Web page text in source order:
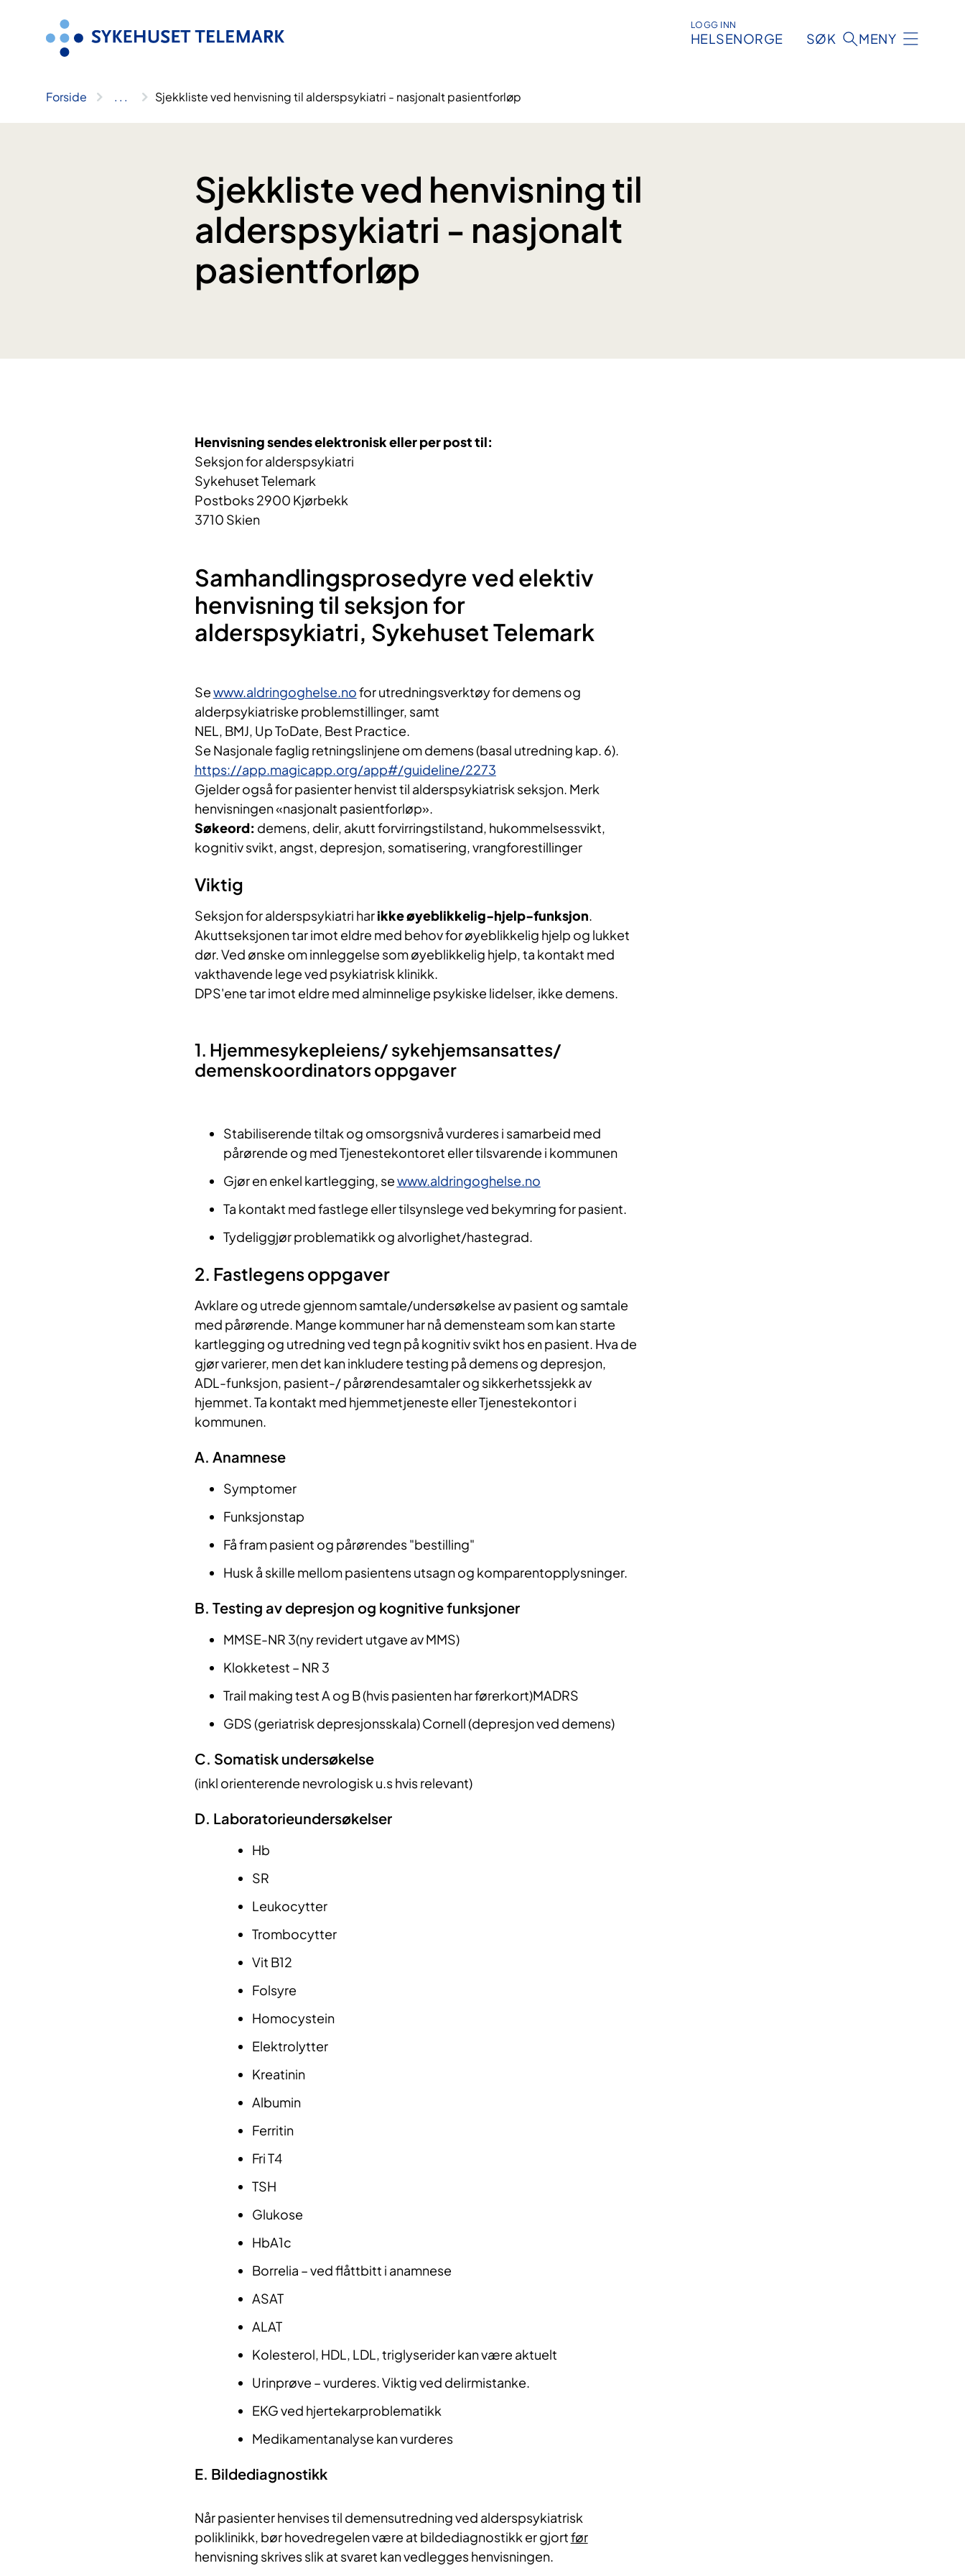
LOGG INN
HELSENORGE SØK MENY
Forside .. . Sjekkliste ved henvisning til alderspsykiatri - nasjonalt pasientforløp
Sjekkliste ved henvisning til
alderspsykiatri - nasjonalt
pasientforløp
Henvisning sendes elektronisk eller per post til:
Seksjon for alderspsykiatri
Sykehuset Telemark
Postboks 2900 Kjørbekk
3710 Skien
Samhandlingsprosedyre ved elektiv
henvisning til seksjon for
alderspsykiatri, Sykehuset Telemark
Sewww.aldringoghelse.nofor utredningsverktøy for demens og
alderpsykiatriske problemstillinger, samt
NEL, BMJ, Up ToDate, Best Practice.
Se Nasjonale faglig retningslinjene om demens (basal utredning kap. 6).
https://app.magicapp.org/app#/guideline/2273
Gjelder også for pasienter henvist til alderspsykiatrisk seksjon. Merk
henvisningen «nasjonalt pasientforløp».
Søkeord: demens, delir, akutt forvirringstilstand, hukommelsessvikt,
kognitiv svikt, angst, depresjon, somatisering, vrangforestillinger
Viktig
Seksjon for alderspsykiatri harikke øyeblikkelig-hjelp-funksjon.
Akuttseksjonen tar imot eldre med behov for øyeblikkelig hjelp og lukket
dør. Ved ønske om innleggelse som øyeblikkelig hjelp, ta kontakt med
vakthavende lege ved psykiatrisk klinikk.
DPS'ene tar imot eldre med alminnelige psykiske lidelser, ikke demens.
1. Hjemmesykepleiens/ sykehjemsansattes/
demenskoordinators oppgaver
Stabiliserende tiltak og omsorgsnivå vurderes i samarbeid med
pårørende og med Tjenestekontoret eller tilsvarende i kommunen
Gjør en enkel kartlegging, sewww.aldringoghelse.no
Ta kontakt med fastlege eller tilsynslege ved bekymring for pasient.
Tydeliggjør problematikk og alvorlighet/hastegrad.
2. Fastlegens oppgaver
Avklare og utrede gjennom samtale/undersøkelse av pasient og samtale
med pårørende. Mange kommuner har nå demensteam som kan starte
kartlegging og utredning ved tegn på kognitiv svikt hos en pasient. Hva de
gjør varierer, men det kan inkludere testing på demens og depresjon,
ADL-funksjon, pasient-/ pårørendesamtaler og sikkerhetssjekk av
hjemmet. Ta kontakt med hjemmetjeneste eller Tjenestekontor i
kommunen.
A. Anamnese
Symptomer
Funksjonstap
Få fram pasient og pårørendes "bestilling"
Husk å skille mellom pasientens utsagn og komparentopplysninger.
B. Testing av depresjon og kognitive funksjoner
MMSE-NR 3(ny revidert utgave av MMS)
Klokketest – NR 3
Trail making test A og B (hvis pasienten har førerkort)MADRS
GDS (geriatrisk depresjonsskala) Cornell (depresjon ved demens)
C. Somatisk undersøkelse
(inkl orienterende nevrologisk u.s hvis relevant)
D. Laboratorieundersøkelser
Hb
SR
Leukocytter
Trombocytter
Vit B12
Folsyre
Homocystein
Elektrolytter
Kreatinin
Albumin
Ferritin
Fri T4
TSH
Glukose
HbA1c
Borrelia – ved flåttbitt i anamnese
ASAT
ALAT
Kolesterol, HDL, LDL, triglyserider kan være aktuelt
Urinprøve – vurderes. Viktig ved delirmistanke.
EKG ved hjertekarproblematikk
Medikamentanalyse kan vurderes
E. Bildediagnostikk
Når pasienter henvises til demensutredning ved alderspsykiatrisk
poliklinikk, bør hovedregelen være at bildediagnostikk er gjortfør
henvisning skrives slik at svaret kan vedlegges henvisningen.